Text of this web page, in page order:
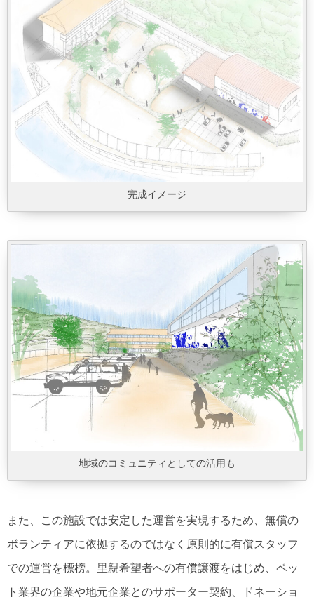
完成イメージ
地域のコミュニティとしての活用も
また、この施設では安定した運営を実現するため、無償の
ボランティアに依拠するのではなく原則的に有償スタッフ
での運営を標榜。里親希望者への有償譲渡をはじめ、ペッ
ト業界の企業や地元企業とのサポーター契約、ドネーショ